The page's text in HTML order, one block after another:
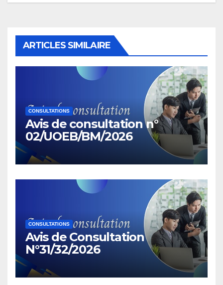
ARTICLES SIMILAIRE
CONSULTATIONS
Avis de consultation n°
02/UOEB/BM/2026
CONSULTATIONS
Avis de Consultation
N°31/32/2026